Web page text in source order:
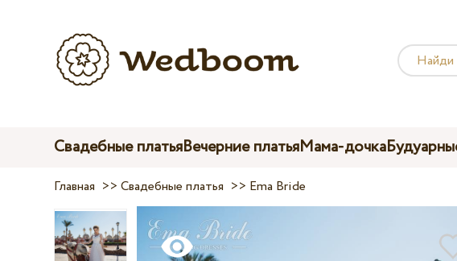
Свадебные платьяВечерние платьяМама-дочка
Главная >>Свадебные платья >> Ema Bride